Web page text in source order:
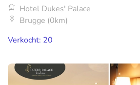
Hotel Dukes' Palace
Brugge (0km)
Verkocht: 20